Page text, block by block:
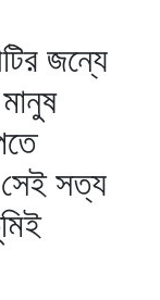
জন্যে
সেই সত্য